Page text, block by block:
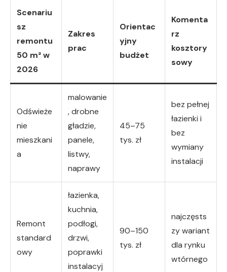
Scenariu
sz
remontu
50 m² w
2026
Zakres
prac
Orientac
yjny
budżet
Komenta
rz
kosztory
sowy
Odświeże
nie
mieszkani
a
malowanie
, drobne
gładzie,
panele,
listwy,
naprawy
45–75
tys. zł
bez pełnej
łazienki i
bez
wymiany
instalacji
Remont
standard
owy
łazienka,
kuchnia,
podłogi,
drzwi,
poprawki
instalacyj
90–150
tys. zł
najczęsts
zy wariant
dla rynku
wtórnego